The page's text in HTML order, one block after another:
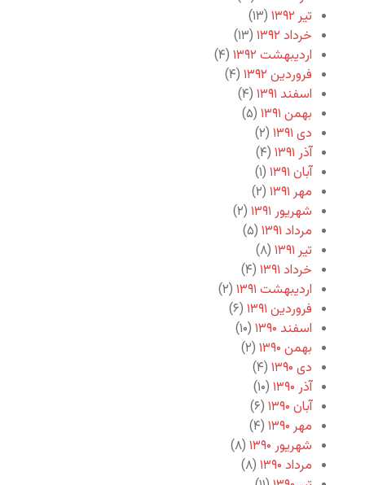
تیر ۱۳۹۲
(۱۳)
خرداد ۱۳۹۲
(۱۳)
اردیبهشت ۱۳۹۲
(۴)
فروردین ۱۳۹۲
(۴)
اسفند ۱۳۹۱
(۴)
بهمن ۱۳۹۱
(۵)
دی ۱۳۹۱
(۲)
آذر ۱۳۹۱
(۴)
آبان ۱۳۹۱
(۱)
مهر ۱۳۹۱
(۲)
شهریور ۱۳۹۱
(۲)
مرداد ۱۳۹۱
(۵)
تیر ۱۳۹۱
(۸)
خرداد ۱۳۹۱
(۴)
اردیبهشت ۱۳۹۱
(۲)
فروردین ۱۳۹۱
(۶)
اسفند ۱۳۹۰
(۱۰)
بهمن ۱۳۹۰
(۲)
دی ۱۳۹۰
(۴)
آذر ۱۳۹۰
(۱۰)
آبان ۱۳۹۰
(۶)
مهر ۱۳۹۰
(۴)
شهریور ۱۳۹۰
(۸)
مرداد ۱۳۹۰
(۸)